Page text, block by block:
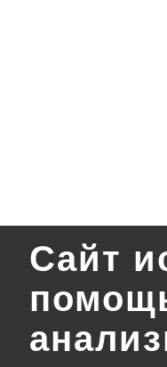
Сайт